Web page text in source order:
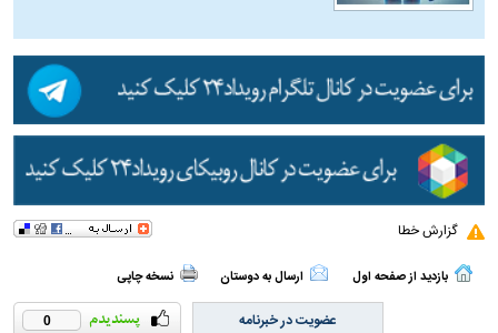
گزارش خطا
بازدید از صفحه اول ارسال به دوستان نسخه چاپی
0 عضویت در خبرنامه